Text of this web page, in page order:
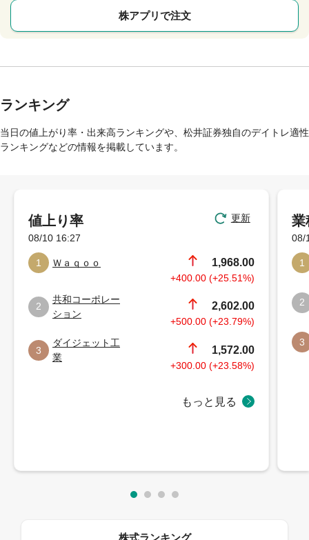
株アプリで注文
ランキング
当日の値上がり率・出来高ランキングや、松井証券独自のデイトレ適性
ランキングなどの情報を掲載しています。